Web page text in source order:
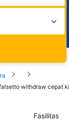
withdraw
Fasilitas